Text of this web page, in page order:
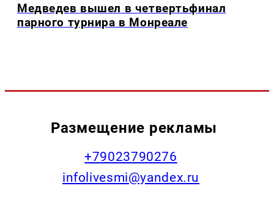
Медведев вышел в четвертьфинал
парного турнира в Монреале
Размещение рекламы
+79023790276
infolivesmi@yandex.ru